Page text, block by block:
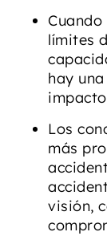
límites
hay
Los
más
visión,